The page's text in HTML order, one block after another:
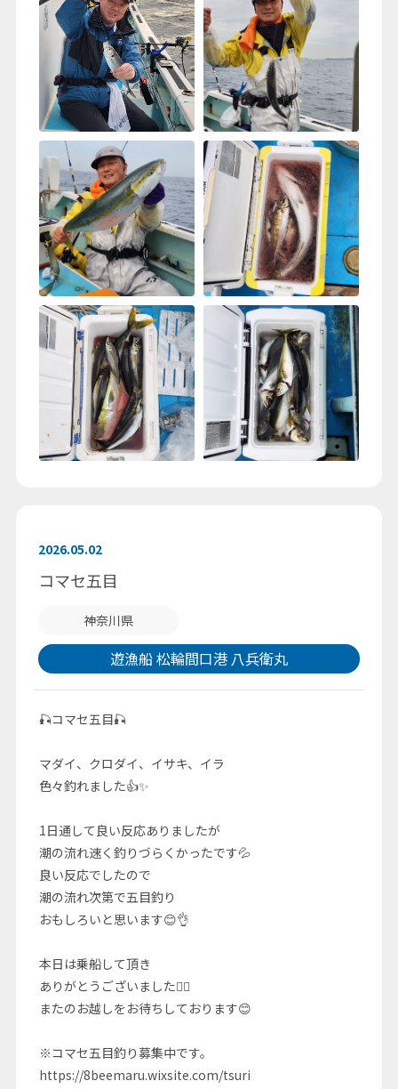
2026.05.02
コマセ五目
神奈川県
遊漁船 松輪間口港 八兵衛丸
🎣コマセ五目🎣
マダイ、クロダイ、イサキ、イラ
色々釣れました👍✨
1日通して良い反応ありましたが
潮の流れ速く釣りづらくかったです💦
良い反応でしたので
潮の流れ次第で五目釣り
おもしろいと思います😊👌
本日は乗船して頂き
ありがとうございました🙇‍♂️
またのお越しをお待ちしております😊
※コマセ五目釣り募集中です。
https://8beemaru.wixsite.com/tsuri